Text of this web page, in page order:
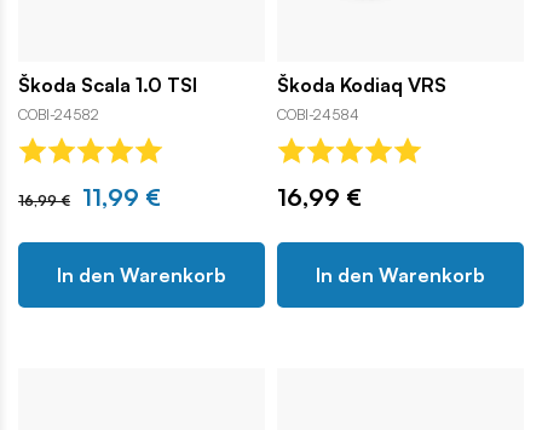
Škoda Scala 1.0 TSI
COBI-24582
16,99 € 11,99 €
In den Warenkorb
Škoda Kodiaq VRS
COBI-24584
16,99 €
In den Warenkorb